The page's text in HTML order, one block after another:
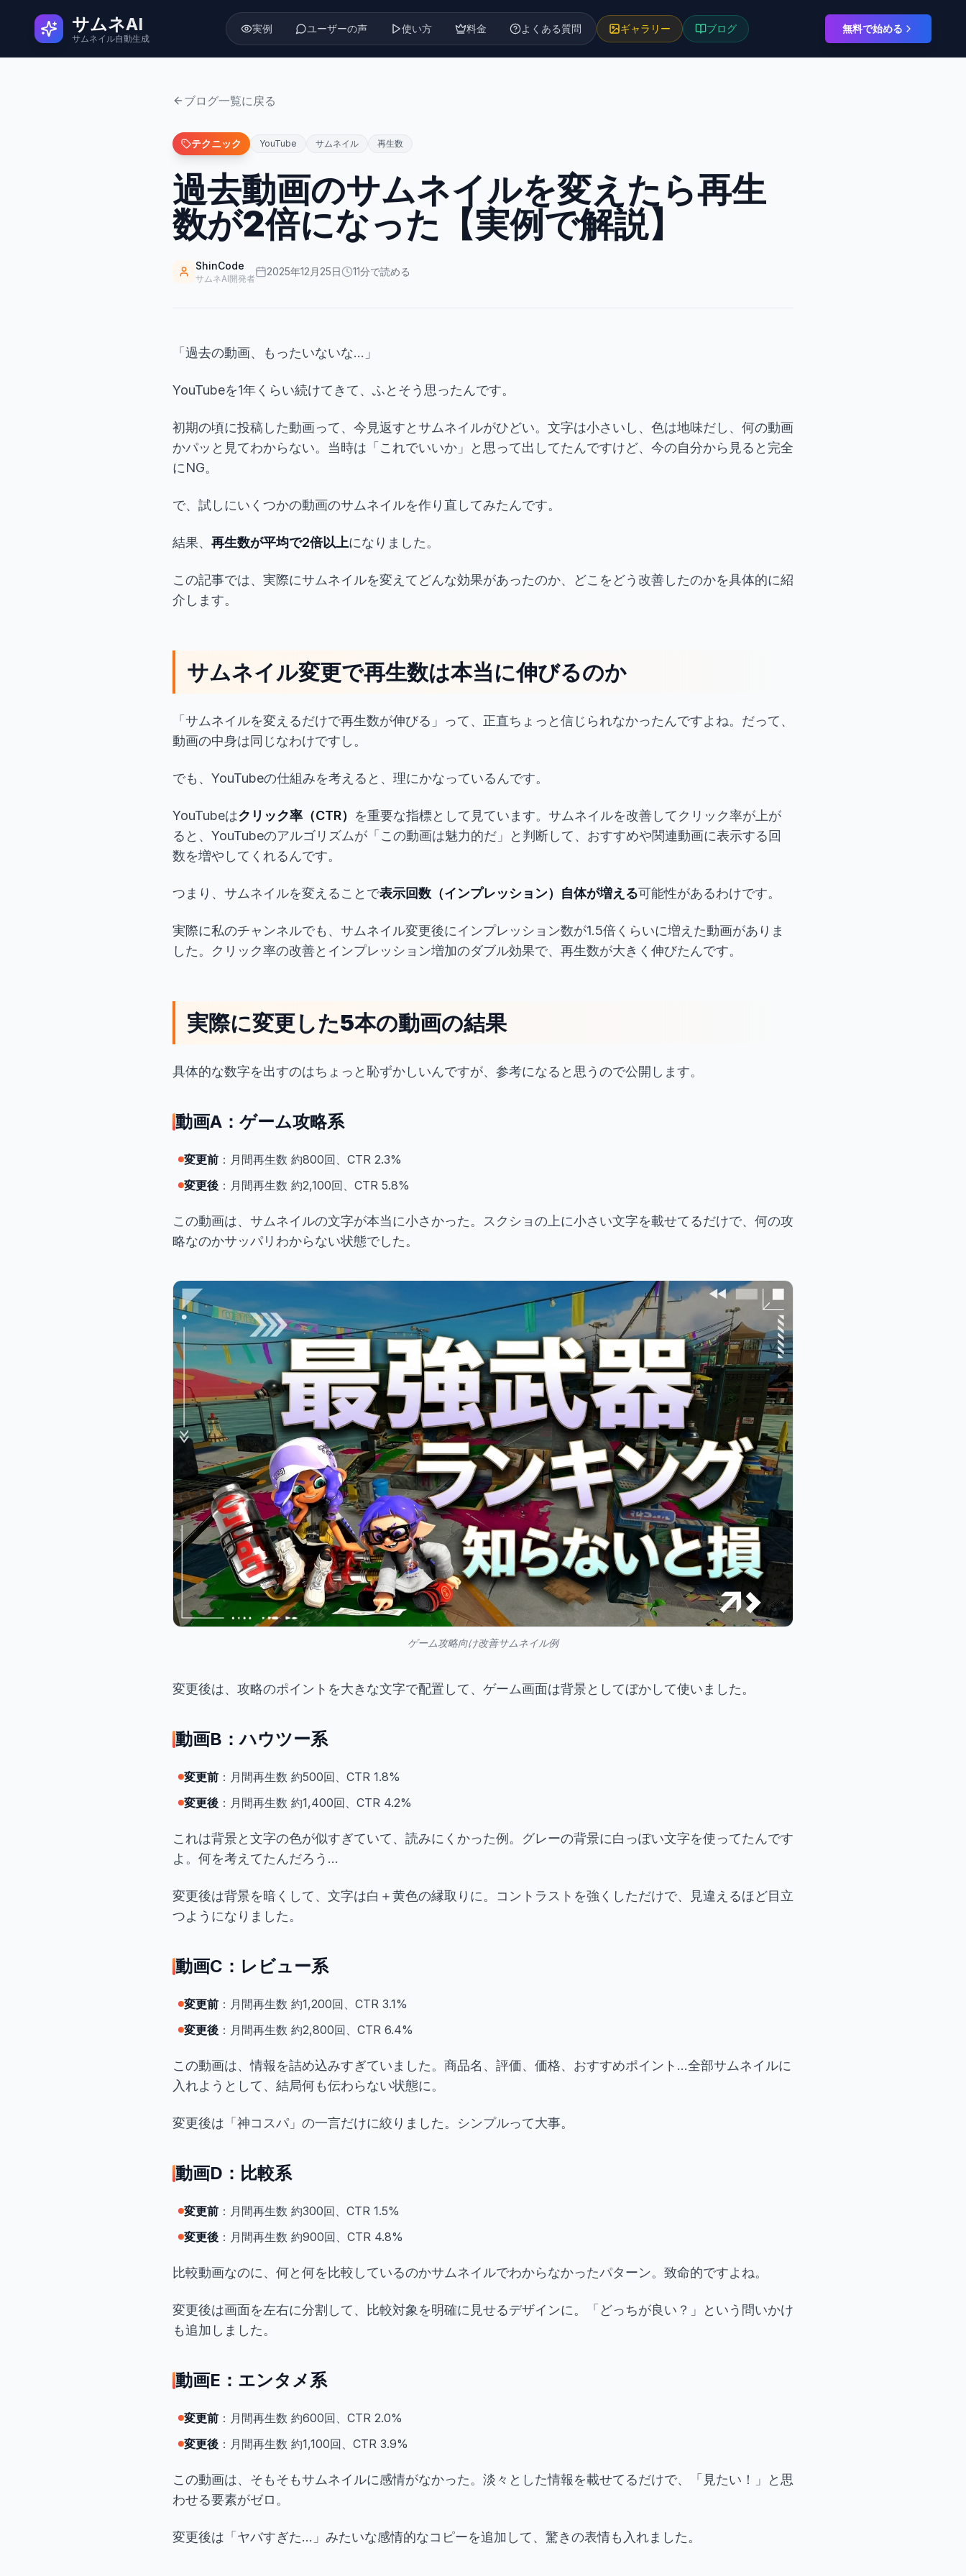
サムネAI
サムネイル自動生成
実例 ユーザーの声 使い方 料金 よくある質問 ギャラリー ブログ 無料で始める
ブログ一覧に戻る
テクニック YouTube サムネイル 再生数
過去動画のサムネイルを変えたら再生
数が2倍になった【実例で解説】
ShinCode
サムネAI開発者
2025年12月25日 11分で読める
「過去の動画、もったいないな...」
YouTubeを1年くらい続けてきて、ふとそう思ったんです。
初期の頃に投稿した動画って、今見返すとサムネイルがひどい。文字は小さいし、色は地味だし、何の動画
かパッと見てわからない。当時は「これでいいか」と思って出してたんですけど、今の自分から見ると完全
にNG。
で、試しにいくつかの動画のサムネイルを作り直してみたんです。
結果、 再生数が平均で2倍以上になりました。
この記事では、実際にサムネイルを変えてどんな効果があったのか、どこをどう改善したのかを具体的に紹
介します。
サムネイル変更で再生数は本当に伸びるのか
「サムネイルを変えるだけで再生数が伸びる」って、正直ちょっと信じられなかったんですよね。だって、
動画の中身は同じなわけですし。
でも、YouTubeの仕組みを考えると、理にかなっているんです。
YouTubeはクリック率（CTR） を重要な指標として見ています。サムネイルを改善してクリック率が上が
ると、YouTubeのアルゴリズムが「この動画は魅力的だ」と判断して、おすすめや関連動画に表示する回
数を増やしてくれるんです。
つまり、サムネイルを変えることで表示回数（インプレッション）自体が増える可能性があるわけです。
実際に私のチャンネルでも、サムネイル変更後にインプレッション数が1.5倍くらいに増えた動画がありま
した。クリック率の改善とインプレッション増加のダブル効果で、再生数が大きく伸びたんです。
実際に変更した5本の動画の結果
具体的な数字を出すのはちょっと恥ずかしいんですが、参考になると思うので公開します。
動画A：ゲーム攻略系
変更前 ：月間再生数 約800回、CTR 2.3%
変更後 ：月間再生数 約2,100回、CTR 5.8%
この動画は、サムネイルの文字が本当に小さかった。スクショの上に小さい文字を載せてるだけで、何の攻
略なのかサッパリわからない状態でした。
ゲーム攻略向け改善サムネイル例
変更後は、攻略のポイントを大きな文字で配置して、ゲーム画面は背景としてぼかして使いました。
動画B：ハウツー系
変更前 ：月間再生数 約500回、CTR 1.8%
変更後 ：月間再生数 約1,400回、CTR 4.2%
これは背景と文字の色が似すぎていて、読みにくかった例。グレーの背景に白っぽい文字を使ってたんです
よ。何を考えてたんだろう...
変更後は背景を暗くして、文字は白＋黄色の縁取りに。コントラストを強くしただけで、見違えるほど目立
つようになりました。
動画C：レビュー系
変更前 ：月間再生数 約1,200回、CTR 3.1%
変更後 ：月間再生数 約2,800回、CTR 6.4%
この動画は、情報を詰め込みすぎていました。商品名、評価、価格、おすすめポイント...全部サムネイルに
入れようとして、結局何も伝わらない状態に。
変更後は「神コスパ」の一言だけに絞りました。シンプルって大事。
動画D：比較系
変更前 ：月間再生数 約300回、CTR 1.5%
変更後 ：月間再生数 約900回、CTR 4.8%
比較動画なのに、何と何を比較しているのかサムネイルでわからなかったパターン。致命的ですよね。
変更後は画面を左右に分割して、比較対象を明確に見せるデザインに。「どっちが良い？」という問いかけ
も追加しました。
動画E：エンタメ系
変更前 ：月間再生数 約600回、CTR 2.0%
変更後 ：月間再生数 約1,100回、CTR 3.9%
この動画は、そもそもサムネイルに感情がなかった。淡々とした情報を載せてるだけで、「見たい！」と思
わせる要素がゼロ。
変更後は「ヤバすぎた...」みたいな感情的なコピーを追加して、驚きの表情も入れました。